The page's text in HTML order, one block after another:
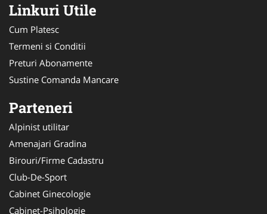
Linkuri Utile
Cum Platesc
Termeni si Conditii
Preturi Abonamente
Sustine Comanda Mancare
Parteneri
Alpinist utilitar
Amenajari Gradina
Birouri/Firme Cadastru
Club-De-Sport
Cabinet Ginecologie
Cabinet-Psihologie